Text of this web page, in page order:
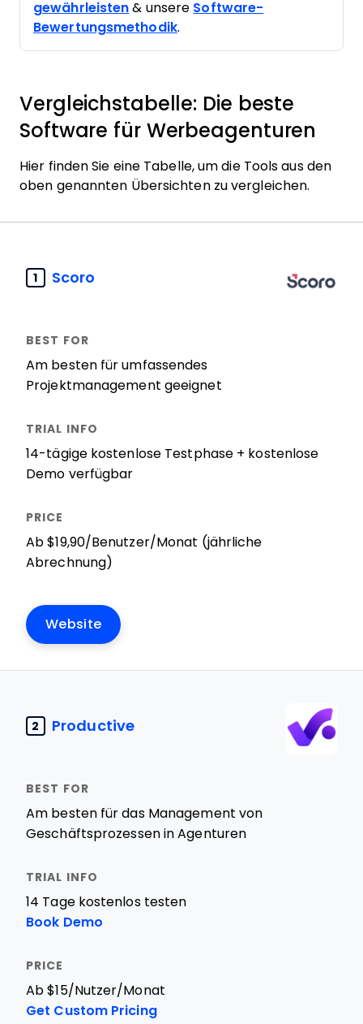
gewährleisten & unsere Software-
Bewertungsmethodik.
Vergleichstabelle: Die beste
Software für Werbeagenturen
Hier finden Sie eine Tabelle, um die Tools aus den
oben genannten Übersichten zu vergleichen.
1 Scoro
Am besten für umfassendes
Projektmanagement geeignet
14-tägige kostenlose Testphase + kostenlose
Demo verfügbar
Ab $19,90/Benutzer/Monat (jährliche
Abrechnung)
Website
2 Productive
Am besten für das Management von
Geschäftsprozessen in Agenturen
14 Tage kostenlos testen
Book Demo
Ab $15/Nutzer/Monat
Get Custom Pricing